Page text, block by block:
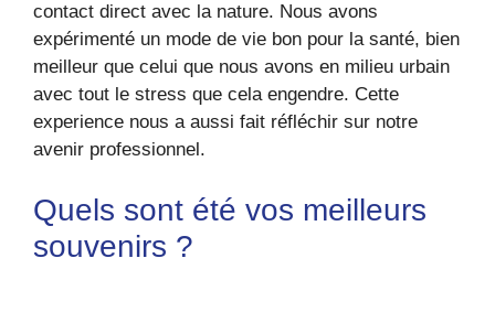
contact direct avec la nature. Nous avons
expérimenté un mode de vie bon pour la santé, bien
meilleur que celui que nous avons en milieu urbain
avec tout le stress que cela engendre. Cette
experience nous a aussi fait réfléchir sur notre
avenir professionnel.
Quels sont été vos meilleurs
souvenirs ?